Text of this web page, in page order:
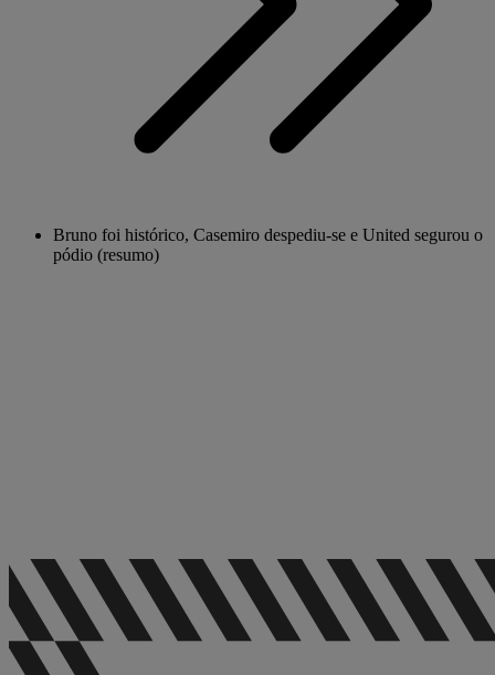
Bruno foi histórico, Casemiro despediu-se e United segurou o
pódio (resumo)